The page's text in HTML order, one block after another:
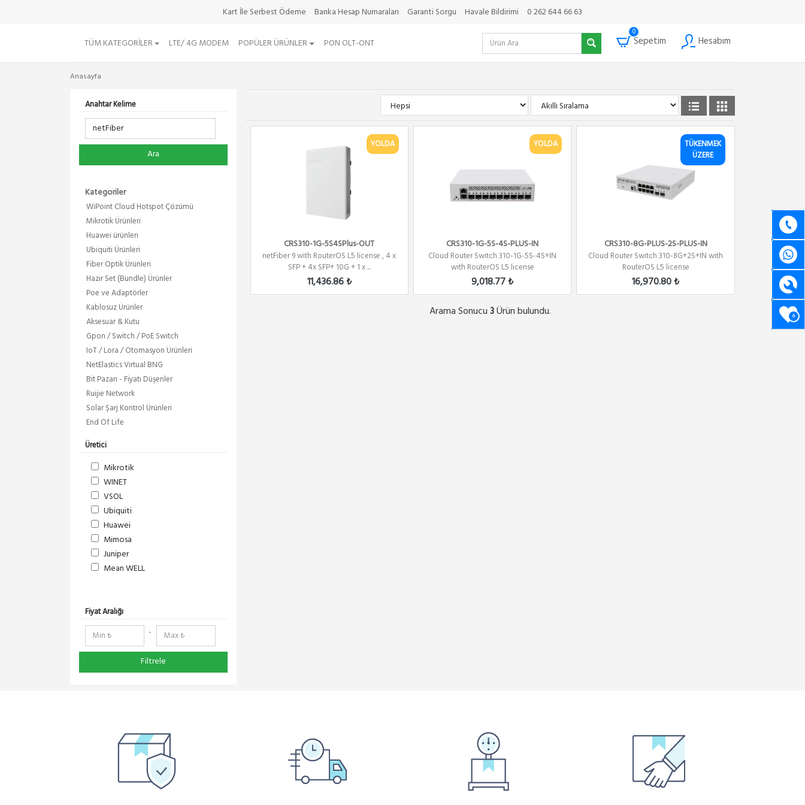
Kart İle Serbest Ödeme Banka Hesap Numaraları Garanti Sorgu Havale Bildirimi 0 262 644 66 63
TÜM KATEGORILER LTE/ 4G MODEM POPÜLER ÜRÜNLER PON OLT-ONT
0
Sepetim Hesabım
0
Anasayfa
Anahtar Kelime
Ara
Kategoriler
WiPoint Cloud Hotspot Çözümü
Mikrotik Ürünleri
Huawei ürünleri
Ubiquiti Ürünleri
Fiber Optik Ürünleri
Hazir Set (Bundle) Ürünler
Poe ve Adaptörler
Kablosuz Ürünler
Aksesuar & Kutu
Gpon / Switch / PoE Switch
IoT / Lora / Otomasyon Ürünleri
NetElastics Virtual BNG
Bit Pazarı - Fiyatı Düşenler
Ruijie Network
Solar Şarj Kontrol Ürünleri
End Of Life
Üretici
Mikrotik
WINET
VSOL
Ubiquiti
Huawei
Mimosa
Juniper
Mean WELL
RF Elements
RedLine
NetElastic
Paessler
TENDA
Extralink
Panasonic
Schneider Electric
Fiyat Aralığı
-
Filtrele
YOLDA
CRS310-1G-5S4SPlus-OUT
netFiber 9 with RouterOS L5 license , 4 x
SFP + 4x SFP+ 10G + 1 x ...
11,436.86 ₺
YOLDA
CRS310-1G-5S-4S-PLUS-IN
Cloud Router Switch 310-1G-5S-4S+IN
with RouterOS L5 license
9,018.77 ₺
TÜKENMEK
ÜZERE
CRS310-8G-PLUS-2S-PLUS-IN
Cloud Router Switch 310-8G+2S+IN with
RouterOS L5 license
16,970.80 ₺
Arama Sonucu 3Ürün bulundu.